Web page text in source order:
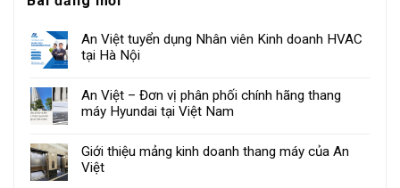
An Việt tuyển dụng Nhân viên Kinh doanh HVAC
tại Hà Nội
An Việt – Đơn vị phân phối chính hãng thang
máy Hyundai tại Việt Nam
Giới thiệu mảng kinh doanh thang máy của An
Việt